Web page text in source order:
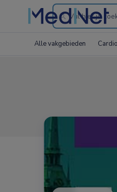
Search
the
Alle vakgebieden